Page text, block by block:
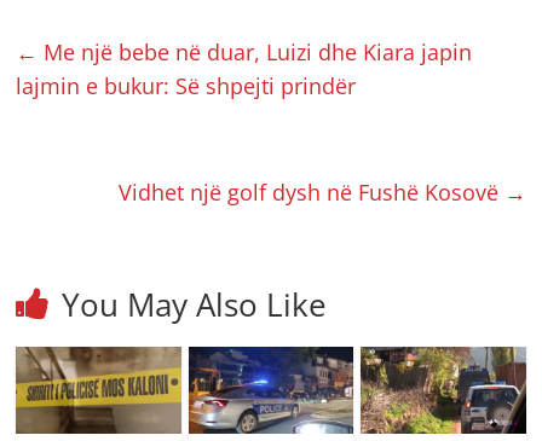
← Me një bebe në duar, Luizi dhe Kiara japin
lajmin e bukur: Së shpejti prindër
Vidhet një golf dysh në Fushë Kosovë →
You May Also Like